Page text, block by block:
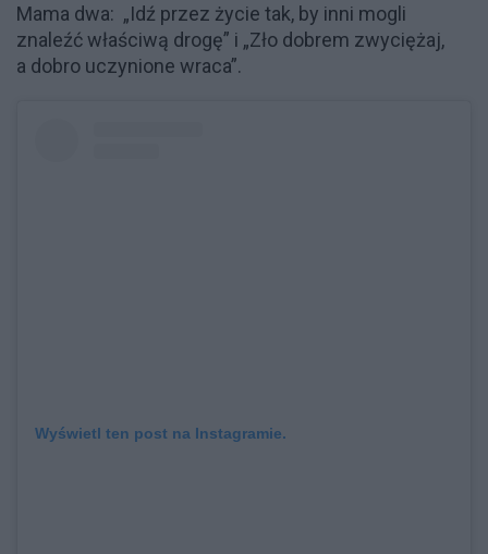
Mama dwa: „Idź przez życie tak, by inni mogli
znaleźć właściwą drogę” i „Zło dobrem zwyciężaj,
a dobro uczynione wraca”.
Wyświetl ten post na Instagramie.